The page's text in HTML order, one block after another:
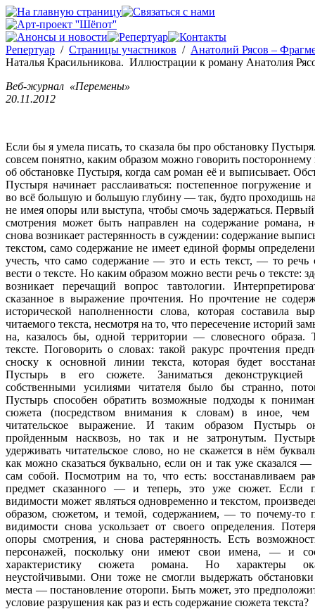
Репертуар / Страницы участников / Анатолий Рясов –
Наталья Красильникова. Иллюстрации к роману Анатолия
Веб-журнал «Перемены»
20.11.2012
Если бы я умела писать, то сказала бы про обстановку
совсем понятно, каким образом можно говорить постороннему
об обстановке Пустыря, когда сам роман её и выписывает.
Пустыря начинает расслаиваться: постепенное погружение
во всё большую и большую глубину — так, будто проходишь
не имея опоры или выступа, чтобы смочь задержаться.
смотрения может быть направлен на содержание романа,
снова возникает растерянность в суждении: содержание
текстом, само содержание не имеет единой формы
учесть, что само содержание — это и есть текст, — то речь
вести о тексте. Но каким образом можно вести речь о тексте:
возникает перечащий вопрос тавтологии.
сказанное в выражение прочтения. Но прочтение не
исторической наполненности слова, которая составила
читаемого текста, несмотря на то, что пересечение историй
на, казалось бы, одной территории — словесного образа.
тексте. Поговорить о словах: такой ракурс прочтения
сноску к основной линии текста, которая будет
Пустырь в его сюжете. Заниматься деконструкцией
собственными усилиями читателя было бы странно,
Пустырь способен обратить возможные подходы к
сюжета (посредством внимания к словам) в иное, чем
читательское выражение. И таким образом Пустырь
пройденным насквозь, но так и не затронутым.
удерживать читательское слово, но не скажется в нём
как можно сказаться буквально, если он и так уже сказался —
сам собой. Посмотрим на то, что есть: восстанавливаем
предмет сказанного — и теперь, это уже сюжет. Если
видимости может являться одновременно и текстом,
образом, сюжетом, и темой, содержанием, — то почему-то
видимости снова ускользает от своего определения.
опоры смотрения, и снова растерянность. Есть
персонажей, поскольку они имеют свои имена, — и
характеристику сюжета романа. Но характеры
неустойчивыми. Они тоже не смогли выдержать обстановки
места — постановление оторопи. Быть может, это
условие разрушения как раз и есть содержание сюжета текста?